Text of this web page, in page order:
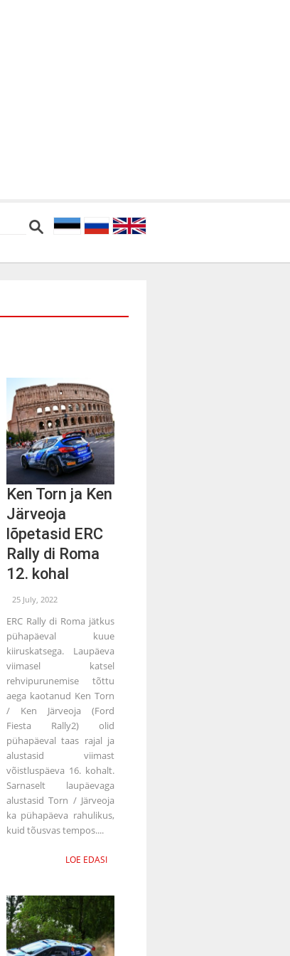
Ken Torn ja Ken
Järveoja
lõpetasid ERC
Rally di Roma
12. kohal
25 July, 2022
ERC Rally di Roma jätkus
pühapäeval kuue
kiiruskatsega. Laupäeva
viimasel katsel
rehvipurunemise tõttu
aega kaotanud Ken Torn
/ Ken Järveoja (Ford
Fiesta Rally2) olid
pühapäeval taas rajal ja
alustasid viimast
võistluspäeva 16. kohalt.
Sarnaselt laupäevaga
alustasid Torn / Järveoja
ka pühapäeva rahulikus,
kuid tõusvas tempos....
LOE EDASI